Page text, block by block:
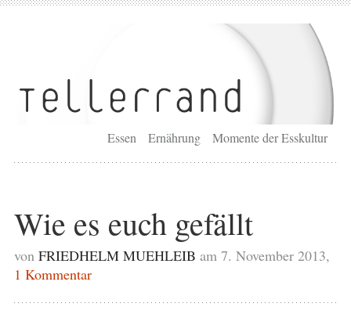
Essen Ernährung Momente der Esskultur
Wie es euch gefällt
von FRIEDHELM MUEHLEIB am 7. November 2013,
1 Kommentar